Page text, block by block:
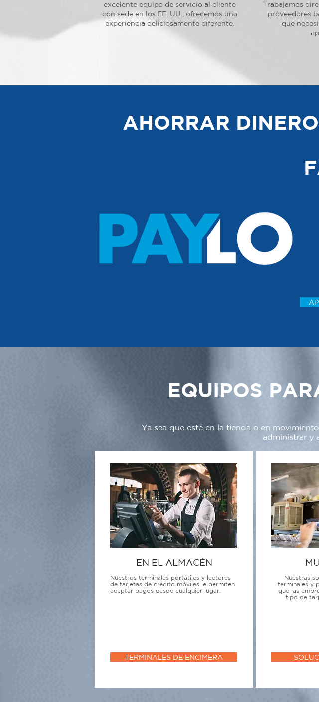
excelente equipo de servicio al cliente
con sede en los EE. UU., ofrecemos una
experiencia deliciosamente diferente.
Trabajamos
proveedores
que
AHORRAR
EQUIPOS
Ya sea que esté en la tienda o en
administrar y
EN EL ALMACÉN
Nuestros terminales portátiles y lectores
de tarjetas de crédito móviles le permiten
aceptar pagos desde cualquier lugar.
TERMINALES DE ENCIMERA
Nuestras
terminales y
que las
tipo de